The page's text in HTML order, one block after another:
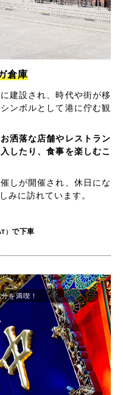
倉庫
建設され、時代や街が移
ンボルとして港に佇む観
洒落な店舗やレストラン
したり、食事を楽しむこ
しが開催され、休日にな
みに訪れています。
）で下車
を満喫！